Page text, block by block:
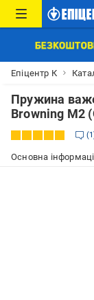
Епіцентр К
Пружина
Browning M2
1
Основна